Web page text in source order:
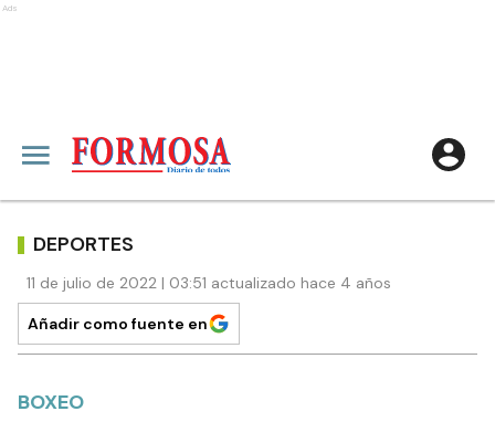
Ads
DEPORTES
11 de julio de 2022 | 03:51 actualizado hace 4 años
Añadir como fuente en
BOXEO